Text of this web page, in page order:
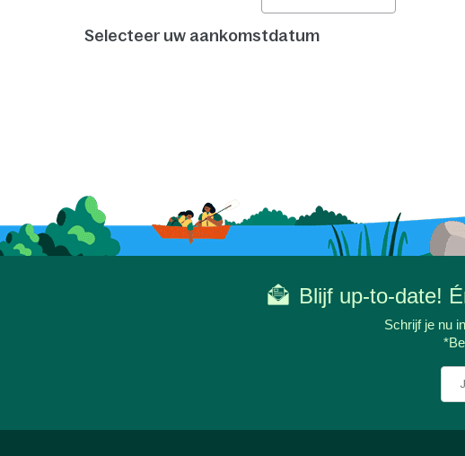
Selecteer uw aankomstdatum
Blijf up-to-date!
Schrijf je nu